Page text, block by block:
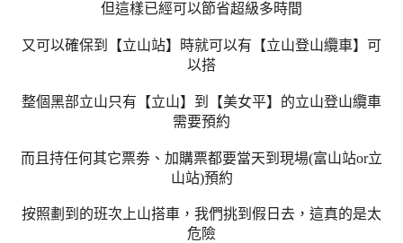
但這樣已經可以節省超級多時間
又可以確保到【立山站】時就可以有【立山登山纜車】可
以搭
整個黑部立山只有【立山】到【美女平】的立山登山纜車
需要預約
而且持任何其它票劵、加購票都要當天到現場(富山站or立
山站)預約
按照劃到的班次上山搭車，我們挑到假日去，這真的是太
危險